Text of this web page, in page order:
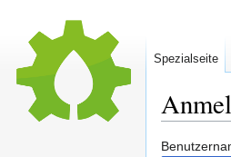
Zur
Zur
Spezialseite